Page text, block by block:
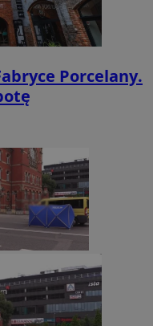
Porcelany.